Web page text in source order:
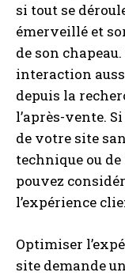
si tout se
émerveillé et
de son
interaction
depuis la
l’après-vente.
de votre site
technique ou
pouvez
l’expérience
Optimiser
site demande